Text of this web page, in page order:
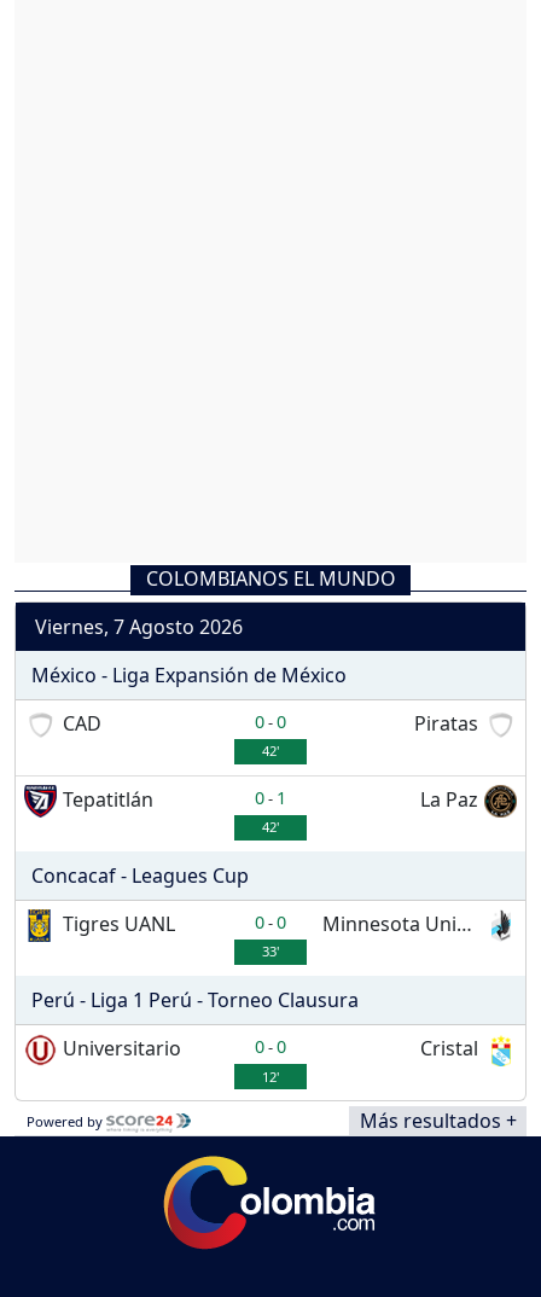
COLOMBIANOS EL MUNDO
Viernes, 7 Agosto 2026
México - Liga Expansión de México
CAD
0-0 Piratas
42'
Tepatitlán 0- 1 La Paz
42'
Concacaf - Leagues Cup
Tigres UANL
0-0 Minnesota United
33'
Perú - Liga 1 Perú - Torneo Clausura
Universitario
0-0 Cristal
12'
Powered by Más resultados +